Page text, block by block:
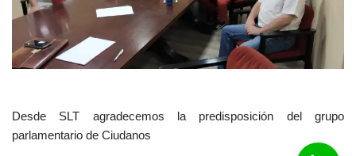
Desde SLT agradecemos la predisposición del grupo
parlamentario de Ciudanos